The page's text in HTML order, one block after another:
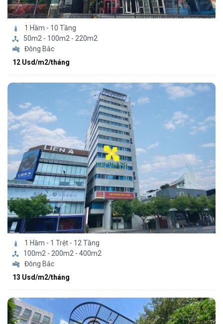
1 Hầm - 10 Tầng
50m2 - 100m2 - 220m2
Đông Bắc
12 Usd/m2/tháng
1 Hầm - 1 Trệt - 12 Tầng
100m2 - 200m2 - 400m2
Đông Bắc
13 Usd/m2/tháng